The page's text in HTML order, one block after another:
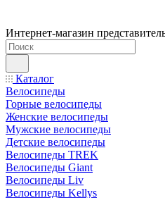
Интернет-магазин
Каталог
Велосипеды
Горные велосипеды
Женские велосипеды
Мужские велосипеды
Детские велосипеды
Велосипеды TREK
Велосипеды Giant
Велосипеды Liv
Велосипеды Kellys